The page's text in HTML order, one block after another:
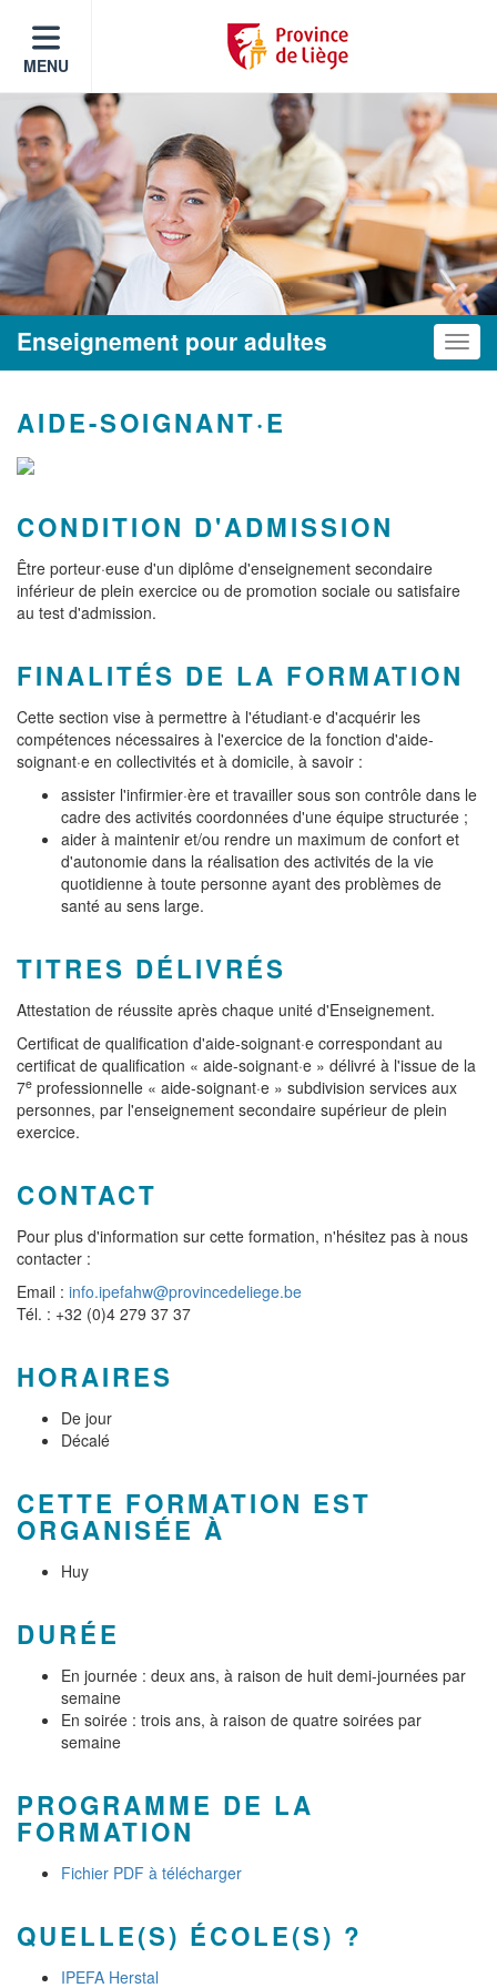
MENU
Enseignement pour adultes
AIDE-SOIGNANT·E
CONDITION D'ADMISSION
Être porteur·euse d'un diplôme d'enseignement secondaire
inférieur de plein exercice ou de promotion sociale ou satisfaire
au test d'admission.
FINALITÉS DE LA FORMATION
Cette section vise à permettre à l'étudiant·e d'acquérir les
compétences nécessaires à l'exercice de la fonction d'aide-
soignant·e en collectivités et à domicile, à savoir :
assister l'infirmier·ère et travailler sous son contrôle dans le
cadre des activités coordonnées d'une équipe structurée ;
aider à maintenir et/ou rendre un maximum de confort et
d'autonomie dans la réalisation des activités de la vie
quotidienne à toute personne ayant des problèmes de
santé au sens large.
TITRES DÉLIVRÉS
Attestation de réussite après chaque unité d'Enseignement.
Certificat de qualification d'aide-soignant·e correspondant au
certificat de qualification « aide-soignant·e » délivré à l'issue de la
7e professionnelle « aide-soignant·e » subdivision services aux
personnes, par l'enseignement secondaire supérieur de plein
exercice.
CONTACT
Pour plus d'information sur cette formation, n'hésitez pas à nous
contacter :
Email : info.ipefahw@provincedeliege.be
Tél. : +32 (0)4 279 37 37
HORAIRES
De jour
Décalé
CETTE FORMATION EST
ORGANISÉE À
Huy
DURÉE
En journée : deux ans, à raison de huit demi-journées par
semaine
En soirée : trois ans, à raison de quatre soirées par
semaine
PROGRAMME DE LA
FORMATION
Fichier PDF à télécharger
QUELLE(S) ÉCOLE(S) ?
IPEFA Herstal